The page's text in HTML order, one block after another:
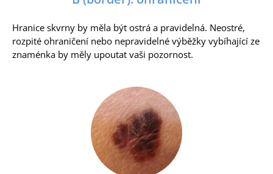
Hranice skvrny by měla být ostrá a pravidelná. Neostré,
rozpité ohraničení nebo nepravidelné výběžky vybíhající ze
znaménka by měly upoutat vaši pozornost.